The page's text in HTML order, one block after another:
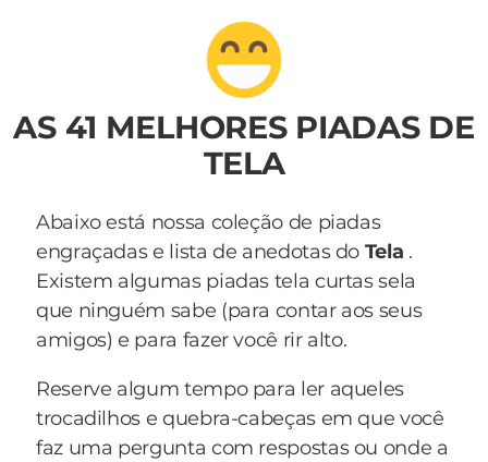
AS 41 MELHORES PIADAS DE
TELA
Abaixo está nossa coleção de piadas
engraçadas e lista de anedotas do Tela .
Existem algumas piadas tela curtas sela
que ninguém sabe (para contar aos seus
amigos) e para fazer você rir alto.
Reserve algum tempo para ler aqueles
trocadilhos e quebra-cabeças em que você
faz uma pergunta com respostas ou onde a